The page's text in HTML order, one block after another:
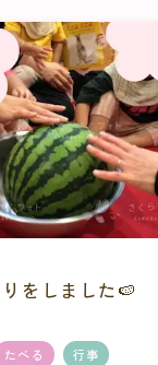
をしました🍉
たべる 行事